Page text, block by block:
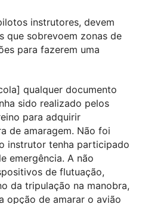
instrutores, devem
que sobrevoem zonas de
para fazerem uma
qualquer documento
sido realizado pelos
para adquirir
de amaragem. Não foi
instrutor tenha participado
emergência. A não
de flutuação,
da tripulação na manobra,
opção de amarar o avião